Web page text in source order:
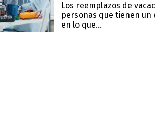
Los reemplazos de
personas que tienen
en lo que...